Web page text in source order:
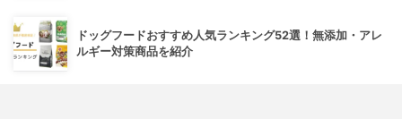
ドッグフードおすすめ人気ランキング52選！無添加・アレ
ルギー対策商品を紹介